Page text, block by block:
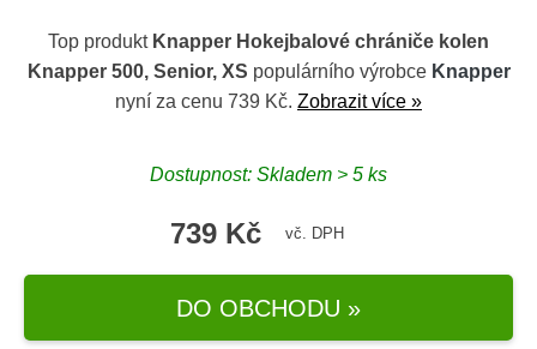
Top produkt Knapper Hokejbalové chrániče kolen
Knapper 500, Senior, XS populárního výrobce Knapper
nyní za cenu 739 Kč. Zobrazit více »
Dostupnost: Skladem > 5 ks
739 Kč vč. DPH
DO OBCHODU »